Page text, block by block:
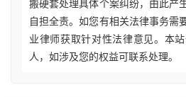
搬硬套处理具体个案纠纷，由此产
自担全责。如您有相关法律事务需
业律师获取针对性法律意见。本
人，如涉及您的权益可联系处理。